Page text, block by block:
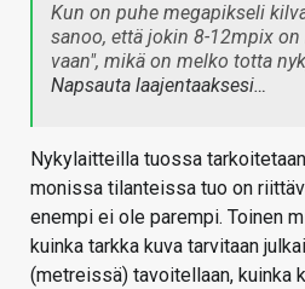
Kun on puhe megapikseli
sanoo, että jokin 8-12mpix
vaan", mikä on melko totta
Napsauta laajentaaksesi…
Nykylaitteilla tuossa
monissa tilanteissa tuo on
enempi ei ole parempi. Toinen
kuinka tarkka kuva tarvitaan
(metreissä) tavoitellaan, kuinka